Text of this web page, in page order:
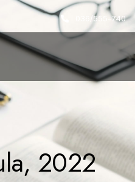
036/555-740
2022